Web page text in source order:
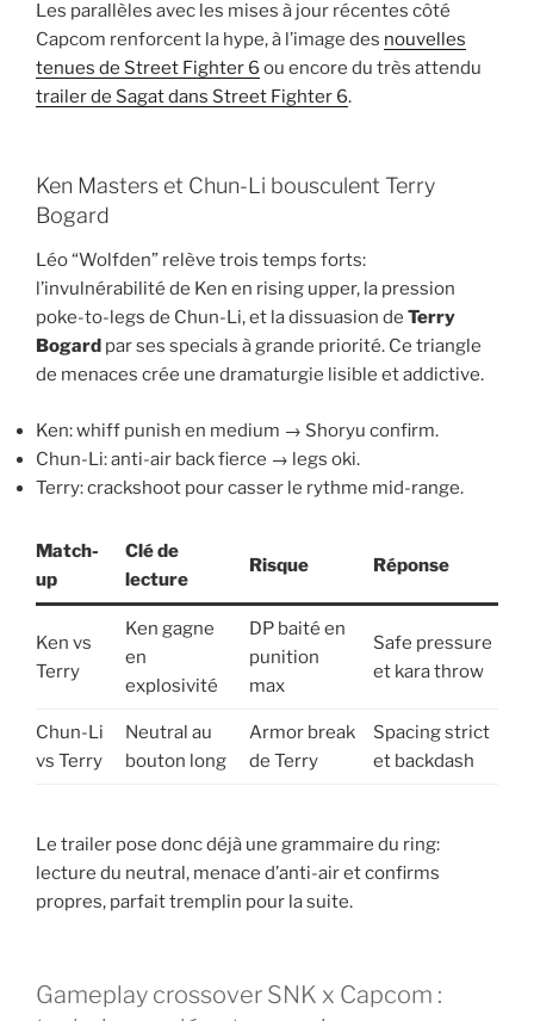
Les parallèles avec les mises à jour récentes côté
Capcom renforcent la hype, à l’image des nouvelles
tenues de Street Fighter 6 ou encore du très attendu
trailer de Sagat dans Street Fighter 6.
Ken Masters et Chun-Li bousculent Terry
Bogard
Léo “Wolfden” relève trois temps forts:
l’invulnérabilité de Ken en rising upper, la pression
poke-to-legs de Chun-Li, et la dissuasion de Terry
Bogard par ses specials à grande priorité. Ce triangle
de menaces crée une dramaturgie lisible et addictive.
Ken: whiff punish en medium → Shoryu confirm.
Chun-Li: anti-air back fierce → legs oki.
Terry: crackshoot pour casser le rythme mid-range.
Match-
up
Clé de
lecture
Risque Réponse
Ken vs
Terry
Ken gagne
en
explosivité
DP baité en
punition
max
Safe pressure
et kara throw
Chun-Li
vs Terry
Neutral au
bouton long
Armor break
de Terry
Spacing strict
et backdash
Le trailer pose donc déjà une grammaire du ring:
lecture du neutral, menace d’anti-air et confirms
propres, parfait tremplin pour la suite.
Gameplay crossover SNK x Capcom :